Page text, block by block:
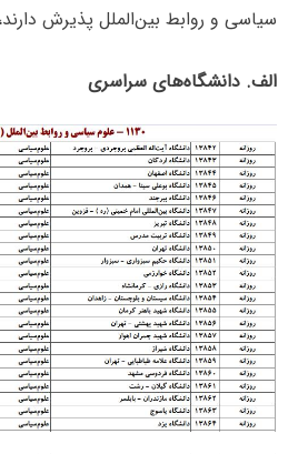
سیاسی و روابط بین‌الملل پذیرش
الف. دانشگاه‌های سراسری